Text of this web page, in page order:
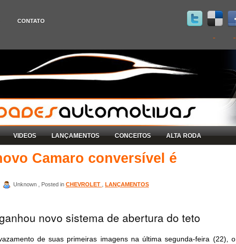
CONTATO
VIDEOS LANÇAMENTOS CONCEITOS ALTA RODA
Camaro conversível é
Unknown , Posted in CHEVROLET LANÇAMENTOS
novo sistema de abertura do teto
de suas primeiras imagens na última segunda-feira (22), o